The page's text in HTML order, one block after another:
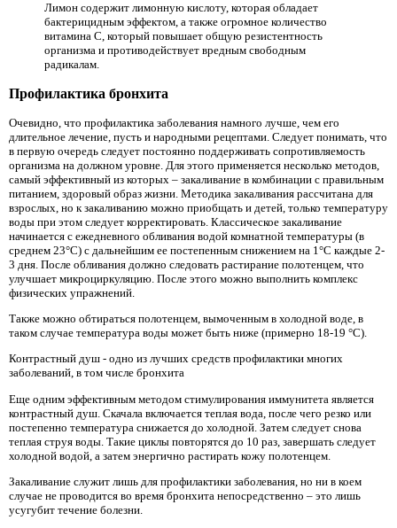
Лимон содержит лимонную кислоту, которая обладает
бактерицидным эффектом, а также огромное количество
витамина С, который повышает общую резистентность
организма и противодействует вредным свободным
радикалам.
Профилактика бронхита
Очевидно, что профилактика заболевания намного лучше, чем его
длительное лечение, пусть и народными рецептами. Следует понимать, что
в первую очередь следует постоянно поддерживать сопротивляемость
организма на должном уровне. Для этого применяется несколько методов,
самый эффективный из которых – закаливание в комбинации с правильным
питанием, здоровый образ жизни. Методика закаливания рассчитана для
взрослых, но к закаливанию можно приобщать и детей, только температуру
воды при этом следует корректировать. Классическое закаливание
начинается с ежедневного обливания водой комнатной температуры (в
среднем 23°С) с дальнейшим ее постепенным снижением на 1°С каждые 2-
3 дня. После обливания должно следовать растирание полотенцем, что
улучшает микроциркуляцию. После этого можно выполнить комплекс
физических упражнений.
Также можно обтираться полотенцем, вымоченным в холодной воде, в
таком случае температура воды может быть ниже (примерно 18-19 °С).
Контрастный душ - одно из лучших средств профилактики многих
заболеваний, в том числе бронхита
Еще одним эффективным методом стимулирования иммунитета является
контрастный душ. Скачала включается теплая вода, после чего резко или
постепенно температура снижается до холодной. Затем следует снова
теплая струя воды. Такие циклы повторятся до 10 раз, завершать следует
холодной водой, а затем энергично растирать кожу полотенцем.
Закаливание служит лишь для профилактики заболевания, но ни в коем
случае не проводится во время бронхита непосредственно – это лишь
усугубит течение болезни.